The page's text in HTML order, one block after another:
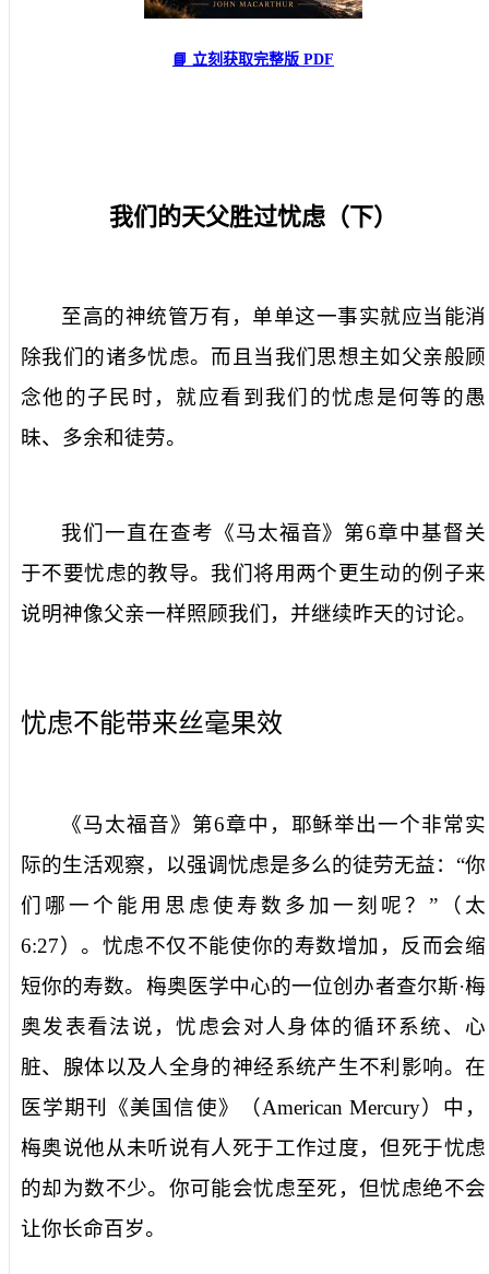
📘 立刻获取完整版 PDF
我们的天父胜过忧虑（下）
至高的神统管万有，单单这一事实就应当能消
除我们的诸多忧虑。而且当我们思想主如父亲般顾
念他的子民时，就应看到我们的忧虑是何等的愚
昧、多余和徒劳。
我们一直在查考《马太福音》第6章中基督关
于不要忧虑的教导。我们将用两个更生动的例子来
说明神像父亲一样照顾我们，并继续昨天的讨论。
忧虑不能带来丝毫果效
《马太福音》第6章中，耶稣举出一个非常实
际的生活观察，以强调忧虑是多么的徒劳无益：“你
们哪一个能用思虑使寿数多加一刻呢？”（太
6:27）。忧虑不仅不能使你的寿数增加，反而会缩
短你的寿数。梅奥医学中心的一位创办者查尔斯·梅
奥发表看法说，忧虑会对人身体的循环系统、心
脏、腺体以及人全身的神经系统产生不利影响。在
医学期刊《美国信使》（American Mercury）中，
梅奥说他从未听说有人死于工作过度，但死于忧虑
的却为数不少。你可能会忧虑至死，但忧虑绝不会
让你长命百岁。